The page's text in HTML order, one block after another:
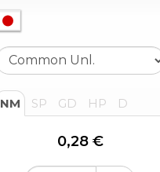
NM SP GD HP D
0,28 €